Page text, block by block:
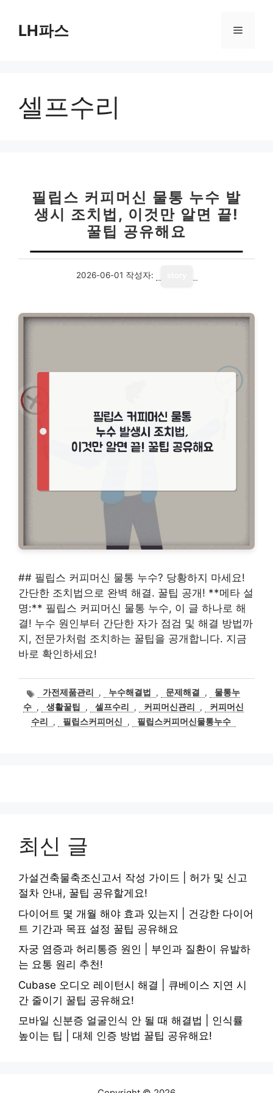
LH파스 메
셀프수리
필립스 커피머신 물통 누수 발
생시 조치법, 이것만 알면 끝!
꿀팁 공유해요
2026-06-01 작성자:
## 필립스 커피머신 물통 누수? 당황하지 마세요!
간단한 조치법으로 완벽 해결. 꿀팁 공개! **메타 설
명:** 필립스 커피머신 물통 누수, 이 글 하나로 해
결! 누수 원인부터 간단한 자가 점검 및 해결 방법까
지, 전문가처럼 조치하는 꿀팁을 공개합니다. 지금
바로 확인하세요!
태가전제품관리 , 누수해결법 , 문제해결 ,
물통누
수 , 생활꿀팁 , 셀프수리 , 커피머신관리 ,
커피머신
수리
, 필립스커피머신 , 필립스커피머신물통누수
최신 글
가설건축물축조신고서 작성 가이드 | 허가 및 신고
절차 안내, 꿀팁 공유할게요!
다이어트 몇 개월 해야 효과 있는지 | 건강한 다이어
트 기간과 목표 설정 꿀팁 공유해요
자궁 염증과 허리통증 원인 | 부인과 질환이 유발하
는 요통 원리 추천!
Cubase 오디오 레이턴시 해결 | 큐베이스 지연 시
간 줄이기 꿀팁 공유해요!
모바일 신분증 얼굴인식 안 될 때 해결법 | 인식률
높이는 팁 | 대체 인증 방법 꿀팁 공유해요!